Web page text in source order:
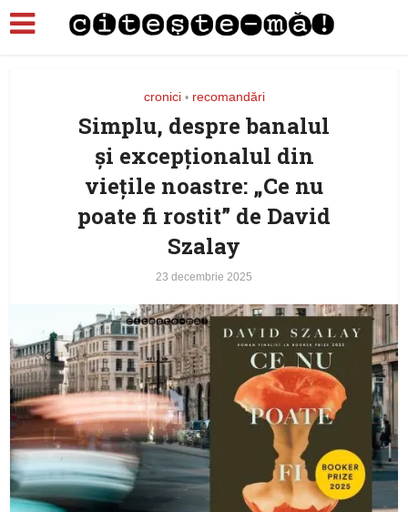
cronici • recomandări
Simplu, despre banalul
și excepționalul din
viețile noastre: „Ce nu
poate fi rostit” de David
Szalay
23 decembrie 2025